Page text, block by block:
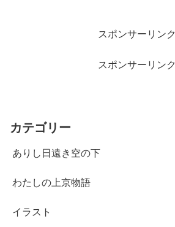
スポンサーリンク
スポンサーリンク
カテゴリー
ありし日遠き空の下
わたしの上京物語
イラスト